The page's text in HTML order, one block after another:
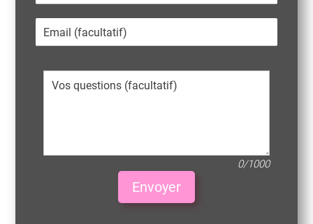
0/1000
Envoyer